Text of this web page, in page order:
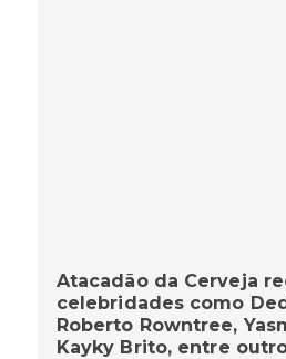
Atacadão da Cerveja
celebridades como
Roberto Rowntree,
Kayky Brito, entre